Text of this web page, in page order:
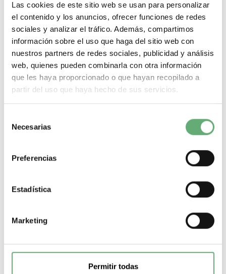
Las cookies de este sitio web se usan para personalizar
el contenido y los anuncios, ofrecer funciones de redes
sociales y analizar el tráfico. Además, compartimos
información sobre el uso que haga del sitio web con
nuestros partners de redes sociales, publicidad y análisis
web, quienes pueden combinarla con otra información
que les haya proporcionado o que hayan recopilado a
partir del uso que haya hecho de sus servicios.
Necesarias
Preferencias
Estadística
Marketing
Permitir todas
INTERRUPTOR 4P AUTOMATICO 2.0 COMPACT NS800
50KA ref. 33469
33469 | 4P | 800 A | 800 A | 30 kA | N | Micrologic 2.0 | LI |
Tipo de producto o
componente
Calibre de la unidad de
Funcion
- +
Comprar